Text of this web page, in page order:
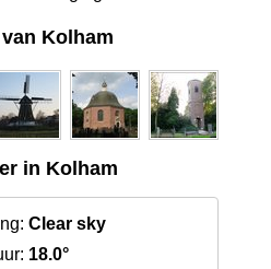
Kolham
in Kolham
Clear sky
18.0°